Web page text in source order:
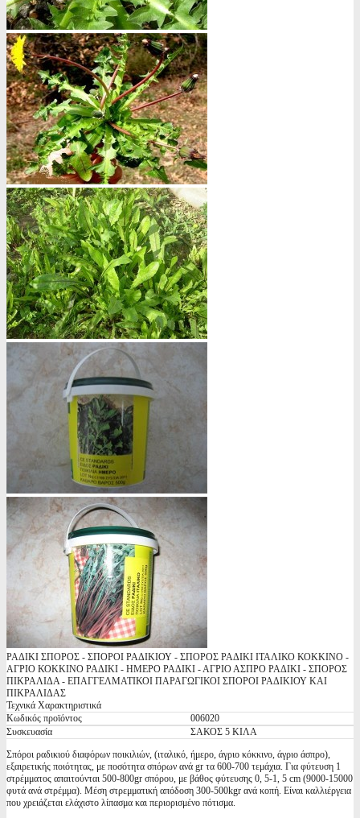
ΡΑΔΙΚΙ ΣΠΟΡΟΣ - ΣΠΟΡΟΙ ΡΑΔΙΚΙΟΥ - ΣΠΟΡΟΣ ΡΑΔΙΚΙ ΙΤΑΛΙΚΟ ΚΟΚΚΙΝΟ -
ΑΓΡΙΟ ΚΟΚΚΙΝΟ ΡΑΔΙΚΙ - ΗΜΕΡΟ ΡΑΔΙΚΙ - ΑΓΡΙΟ ΑΣΠΡΟ ΡΑΔΙΚΙ - ΣΠΟΡΟΣ
ΠΙΚΡΑΛΙΔΑ - ΕΠΑΓΓΕΛΜΑΤΙΚΟΙ ΠΑΡΑΓΩΓΙΚΟΙ ΣΠΟΡΟΙ ΡΑΔΙΚΙΟΥ ΚΑΙ
ΠΙΚΡΑΛΙΔΑΣ
Τεχνικά Χαρακτηριστικά
Κωδικός προϊόντος
006020
Συσκευασία
ΣΑΚΟΣ 5 ΚΙΛΑ
Σπόροι ραδικιού διαφόρων ποικιλιών, (ιταλικό, ήμερο, άγριο κόκκινο, άγριο άσπρο),
εξαιρετικής ποιότητας, με ποσότητα σπόρων ανά gr τα 600-700 τεμάχια. Για φύτευση 1
στρέμματος απαιτούνται 500-800gr σπόρου, με βάθος φύτευσης 0, 5-1, 5 cm (9000-15000
φυτά ανά στρέμμα). Μέση στρεμματική απόδοση 300-500kgr ανά κοπή. Είναι καλλιέργεια
που χρειάζεται ελάχιστο λίπασμα και περιορισμένο πότισμα.